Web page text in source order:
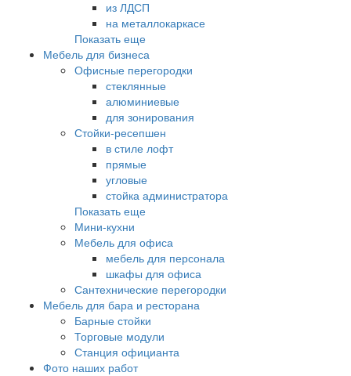
из ЛДСП
на металлокаркасе
Показать еще
Мебель для бизнеса
Офисные перегородки
стеклянные
алюминиевые
для зонирования
Стойки-ресепшен
в стиле лофт
прямые
угловые
стойка администратора
Показать еще
Мини-кухни
Мебель для офиса
мебель для персонала
шкафы для офиса
Сантехнические перегородки
Мебель для бара и ресторана
Барные стойки
Торговые модули
Станция официанта
Фото наших работ